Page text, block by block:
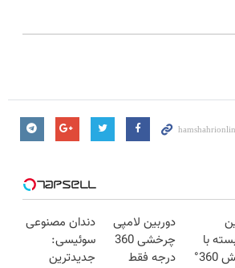
با
چرخش 360°
دوربین لامپی
چرخشی 360
درجه فقط
دندان مصنوعی
سوئیسی:
جدیدترین